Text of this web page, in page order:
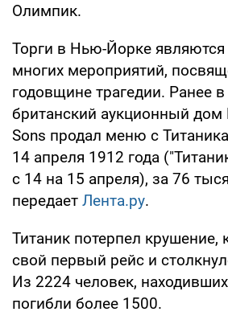
Олимпик.
Торги в Нью-Йорке
многих мероприятий,
годовщине трагедии. Ранее
британский аукционный дом
Sons продал меню с
14 апреля 1912 года
с 14 на 15 апреля), за 76
передает Лента.ру.
Титаник потерпел крушение,
свой первый рейс и
Из 2224 человек,
погибли более 1500.